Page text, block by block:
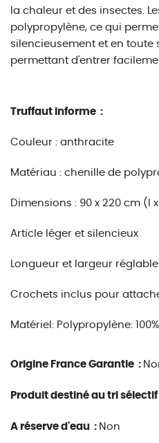
la chaleur et des insectes.
polypropylène, ce qui
silencieusement et en toute
permettant d'entrer
Truffaut informe :
Couleur : anthracite
Matériau : chenille de
Dimensions : 90 x 220 cm (l
Article léger et silencieux
Longueur et largeur
Crochets inclus pour
Matériel: Polypropylène: 100%
Origine France Garantie :
Produit destiné au tri
A réserve d'eau : Non